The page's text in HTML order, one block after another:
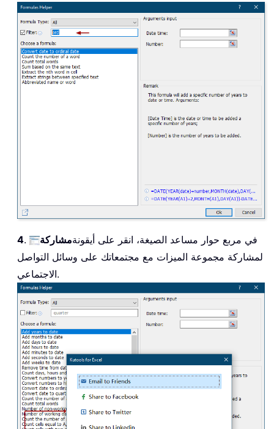
4 . في مربع حوار مساعد الصيغة، انقر على أيقونةمشاركة
لمشاركة مجموعة الميزات مع مجتمعاتك على وسائل التواصل
الاجتماعي.